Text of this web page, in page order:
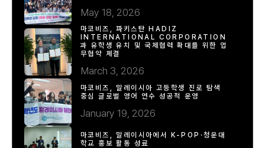
May 18, 2026
마코비즈, 파키스탄 HADIZ
INTERNATIONAL CORPORATION
과 유학생 유치 및 국제협력 확대를 위한 업
무협약 체결
March 3, 2026
마코비즈, 말레이시아 고등학생 진로 탐색
중심 글로벌 영어 연수 성공적 운영
January 19, 2026
마코비즈, 말레이시아에서 K-POP·청운대
학교 홍보 활동 성료